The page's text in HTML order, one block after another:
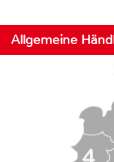
Allgemeine